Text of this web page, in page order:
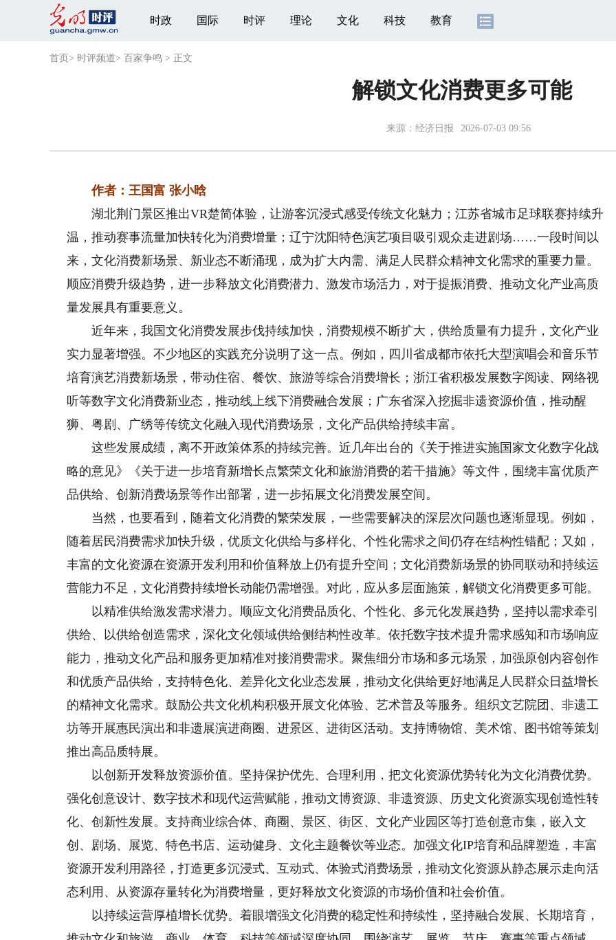
时政 国际 时评 理论 文化 科技 教育
首页 > 时评频道> 百家争鸣 > 正文
解锁文化消费更多可能
来源： 经济日报 2026-07-03 09:56
作者：王国富 张小晗
湖北荆门景区推出VR楚简体验，让游客沉浸式感受传统文化魅力；江苏省城市足球联赛持续升
温，推动赛事流量加快转化为消费增量；辽宁沈阳特色演艺项目吸引观众走进剧场……一段时间以
来，文化消费新场景、新业态不断涌现，成为扩大内需、满足人民群众精神文化需求的重要力量。
顺应消费升级趋势，进一步释放文化消费潜力、激发市场活力，对于提振消费、推动文化产业高质
量发展具有重要意义。
近年来，我国文化消费发展步伐持续加快，消费规模不断扩大，供给质量有力提升，文化产业
实力显著增强。不少地区的实践充分说明了这一点。例如，四川省成都市依托大型演唱会和音乐节
培育演艺消费新场景，带动住宿、餐饮、旅游等综合消费增长；浙江省积极发展数字阅读、网络视
听等数字文化消费新业态，推动线上线下消费融合发展；广东省深入挖掘非遗资源价值，推动醒
狮、粤剧、广绣等传统文化融入现代消费场景，文化产品供给持续丰富。
这些发展成绩，离不开政策体系的持续完善。近几年出台的《关于推进实施国家文化数字化战
略的意见》《关于进一步培育新增长点繁荣文化和旅游消费的若干措施》等文件，围绕丰富优质产
品供给、创新消费场景等作出部署，进一步拓展文化消费发展空间。
当然，也要看到，随着文化消费的繁荣发展，一些需要解决的深层次问题也逐渐显现。例如，
随着居民消费需求加快升级，优质文化供给与多样化、个性化需求之间仍存在结构性错配；又如，
丰富的文化资源在资源开发利用和价值释放上仍有提升空间；文化消费新场景的协同联动和持续运
营能力不足，文化消费持续增长动能仍需增强。对此，应从多层面施策，解锁文化消费更多可能。
以精准供给激发需求潜力。顺应文化消费品质化、个性化、多元化发展趋势，坚持以需求牵引
供给、以供给创造需求，深化文化领域供给侧结构性改革。依托数字技术提升需求感知和市场响应
能力，推动文化产品和服务更加精准对接消费需求。聚焦细分市场和多元场景，加强原创内容创作
和优质产品供给，支持特色化、差异化文化业态发展，推动文化供给更好地满足人民群众日益增长
的精神文化需求。鼓励公共文化机构积极开展文化体验、艺术普及等服务。组织文艺院团、非遗工
坊等开展惠民演出和非遗展演进商圈、进景区、进街区活动。支持博物馆、美术馆、图书馆等策划
推出高品质特展。
以创新开发释放资源价值。坚持保护优先、合理利用，把文化资源优势转化为文化消费优势。
强化创意设计、数字技术和现代运营赋能，推动文博资源、非遗资源、历史文化资源实现创造性转
化、创新性发展。支持商业综合体、商圈、景区、街区、文化产业园区等打造创意市集，嵌入文
创、剧场、展览、特色书店、运动健身、文化主题餐饮等业态。加强文化IP培育和品牌塑造，丰富
资源开发利用路径，打造更多沉浸式、互动式、体验式消费场景，推动文化资源从静态展示走向活
态利用、从资源存量转化为消费增量，更好释放文化资源的市场价值和社会价值。
以持续运营厚植增长优势。着眼增强文化消费的稳定性和持续性，坚持融合发展、长期培育，